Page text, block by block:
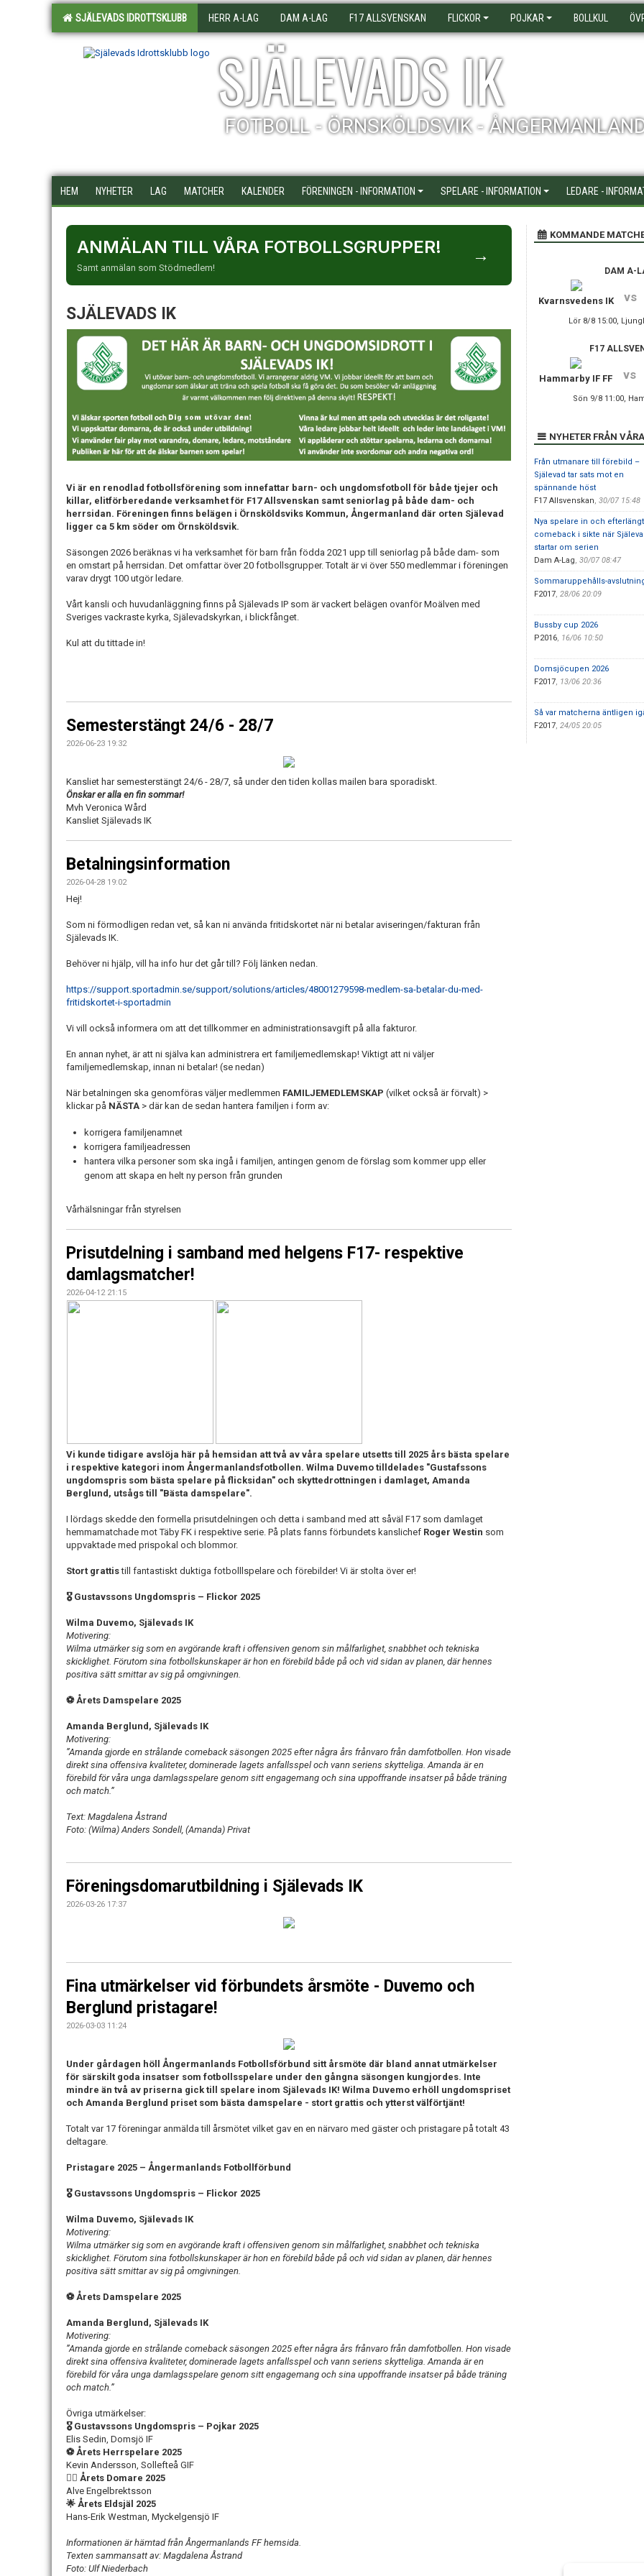
SJÄLEVADS IDROTTSKLUBB HERR A-LAG DAM A-LAG F17 ALLSVENSKAN FLICKOR POJKAR BOLLKUL
SJÄLEVADS IK
FOTBOLL - ÖRNSKÖLDSVIK -
HEM NYHETER LAG MATCHER KALENDER FÖRENINGEN - INFORMATION SPELARE - INFORMATION LEDARE -
ANMÄLAN TILL VÅRA FOTBOLLSGRUPPER!
Samt anmälan som Stödmedlem!
→
SJÄLEVADS IK
Vi är en renodlad fotbollsförening som innefattar barn- och ungdomsfotboll för både tjejer och
killar, elitförberedande verksamhet för F17 Allsvenskan samt seniorlag på både dam- och
herrsidan. Föreningen finns belägen i Örnsköldsviks Kommun, Ångermanland där orten Själevad
ligger ca 5 km söder om Örnsköldsvik.
Säsongen 2026 beräknas vi ha verksamhet för barn från födda 2021 upp till seniorlag på både dam- som
en omstart på herrsidan. Det omfattar över 20 fotbollsgrupper. Totalt är vi över 550 medlemmar i föreningen
varav drygt 100 utgör ledare.
Vårt kansli och huvudanläggning finns på Själevads IP som är vackert belägen ovanför Moälven med
Sveriges vackraste kyrka, Själevadskyrkan, i blickfånget.
Kul att du tittade in!
Semesterstängt 24/6 - 28/7
2026-06-23 19:32
Kansliet har semesterstängt 24/6 - 28/7, så under den tiden kollas mailen bara sporadiskt.
Önskar er alla en fin sommar!
Mvh Veronica Wård
Kansliet Själevads IK
Betalningsinformation
2026-04-28 19:02
Hej!
Som ni förmodligen redan vet, så kan ni använda fritidskortet när ni betalar aviseringen/fakturan från
Själevads IK.
Behöver ni hjälp, vill ha info hur det går till? Följ länken nedan.
https://support.sportadmin.se/support/solutions/articles/48001279598-medlem-sa-betalar-du-med-
fritidskortet-i-sportadmin
Vi vill också informera om att det tillkommer en administrationsavgift på alla fakturor.
En annan nyhet, är att ni själva kan administrera ert familjemedlemskap! Viktigt att ni väljer
familjemedlemskap, innan ni betalar! (se nedan)
När betalningen ska genomföras väljer medlemmen FAMILJEMEDLEMSKAP (vilket också är förvalt) >
klickar på NÄSTA > där kan de sedan hantera familjen i form av:
korrigera familjenamnet
korrigera familjeadressen
hantera vilka personer som ska ingå i familjen, antingen genom de förslag som kommer upp eller
genom att skapa en helt ny person från grunden
Vårhälsningar från styrelsen
Prisutdelning i samband med helgens F17- respektive
damlagsmatcher!
2026-04-12 21:15
Vi kunde tidigare avslöja här på hemsidan att två av våra spelare utsetts till 2025 års bästa spelare
i respektive kategori inom Ångermanlandsfotbollen. Wilma Duvemo tilldelades "Gustafssons
ungdomspris som bästa spelare på flicksidan" och skyttedrottningen i damlaget, Amanda
Berglund, utsågs till "Bästa damspelare".
I lördags skedde den formella prisutdelningen och detta i samband med att såväl F17 som damlaget
hemmamatchade mot Täby FK i respektive serie. På plats fanns förbundets kanslichef Roger Westin som
uppvaktade med prispokal och blommor.
Stort grattistill fantastiskt duktiga fotbolllspelare och förebilder! Vi är stolta över er!
🎖 Gustavssons Ungdomspris – Flickor 2025
Wilma Duvemo, Själevads IK
Motivering:
Wilma utmärker sig som en avgörande kraft i offensiven genom sin målfarlighet, snabbhet och tekniska
skicklighet. Förutom sina fotbollskunskaper är hon en förebild både på och vid sidan av planen, där hennes
positiva sätt smittar av sig på omgivningen.
⚽ Årets Damspelare 2025
Amanda Berglund, Själevads IK
Motivering:
”Amanda gjorde en strålande comeback säsongen 2025 efter några års frånvaro från damfotbollen. Hon visade
direkt sina offensiva kvaliteter, dominerade lagets anfallsspel och vann seriens skytteliga. Amanda är en
förebild för våra unga damlagsspelare genom sitt engagemang och sina uppoffrande insatser på både träning
och match.”
Text: Magdalena Åstrand
Foto: (Wilma) Anders Sondell, (Amanda) Privat
Föreningsdomarutbildning i Själevads IK
2026-03-26 17:37
Fina utmärkelser vid förbundets årsmöte - Duvemo och
Berglund pristagare!
2026-03-03 11:24
Under gårdagen höll Ångermanlands Fotbollsförbund sitt årsmöte där bland annat utmärkelser
för särskilt goda insatser som fotbollsspelare under den gångna säsongen kungjordes. Inte
mindre än två av priserna gick till spelare inom Själevads IK! Wilma Duvemo erhöll ungdomspriset
och Amanda Berglund priset som bästa damspelare - stort grattis och ytterst välförtjänt!
Totalt var 17 föreningar anmälda till årsmötet vilket gav en en närvaro med gäster och pristagare på totalt 43
deltagare.
Pristagare 2025 – Ångermanlands Fotbollförbund
🎖 Gustavssons Ungdomspris – Flickor 2025
Wilma Duvemo, Själevads IK
Motivering:
Wilma utmärker sig som en avgörande kraft i offensiven genom sin målfarlighet, snabbhet och tekniska
skicklighet. Förutom sina fotbollskunskaper är hon en förebild både på och vid sidan av planen, där hennes
positiva sätt smittar av sig på omgivningen.
⚽ Årets Damspelare 2025
Amanda Berglund, Själevads IK
Motivering:
”Amanda gjorde en strålande comeback säsongen 2025 efter några års frånvaro från damfotbollen. Hon visade
direkt sina offensiva kvaliteter, dominerade lagets anfallsspel och vann seriens skytteliga. Amanda är en
förebild för våra unga damlagsspelare genom sitt engagemang och sina uppoffrande insatser på både träning
och match.”
Övriga utmärkelser:
🎖 Gustavssons Ungdomspris – Pojkar 2025
Elis Sedin, Domsjö IF
⚽ Årets Herrspelare 2025
Kevin Andersson, Sollefteå GIF
🧑‍⚖️ Årets Domare 2025
Alve Engelbrektsson
🌟 Årets Eldsjäl 2025
Hans-Erik Westman, Myckelgensjö IF
Informationen är hämtad från Ångermanlands FF hemsida.
Texten sammansatt av: Magdalena Åstrand
Foto: Ulf Niederbach
KOMMANDE
DAM A-
Kvarnsvedens IK vs
Lör 8/8 15:00,
F17
Hammarby IF FF vs
Sön 9/8 11:00,
NYHETER FRÅN
Från utmanare till förebild –
Själevad tar sats mot en
spännande höst
F17 Allsvenskan, 30/07 15:48
Nya spelare in och
comeback i sikte när
startar om serien
Dam A-Lag, 30/07 08:47
Sommaruppehålls-
F2017, 28/06 20:09
Bussby cup 2026
P2016, 16/06 10:50
Domsjöcupen 2026
F2017, 13/06 20:36
Så var matcherna äntligen
F2017, 24/05 20:05